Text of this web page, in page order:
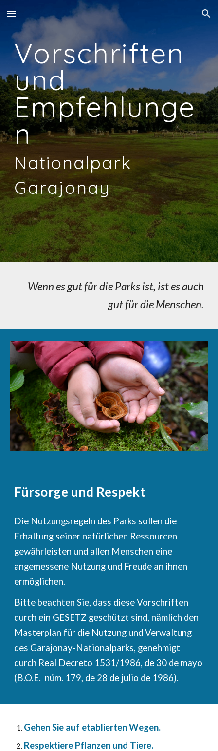
Skip to main content Skip to navigation
Vorschriften
und
Empfehlunge
n
Nationalpark
Garajonay
Wenn es gut für die Parks ist, ist es auch
gut für die Menschen.
Fürsorge und Respekt
Die Nutzungsregeln des Parks sollen die
Erhaltung seiner natürlichen Ressourcen
gewährleisten und allen Menschen eine
angemessene Nutzung und Freude an ihnen
ermöglichen.
Bitte beachten Sie, dass diese Vorschriften
durch ein GESETZ geschützt sind, nämlich den
Masterplan für die Nutzung und Verwaltung
des Garajonay-Nationalparks, genehmigt
durch Real Decreto 1531/1986, de 30 de mayo
(B.O.E. núm. 179, de 28 de julio de 1986).
Gehen Sie auf etablierten Wegen.
Respektiere Pflanzen und Tiere.